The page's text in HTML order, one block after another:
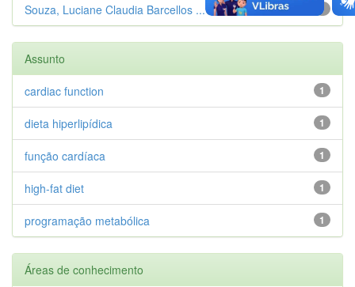
1
Souza, Luciane Claudia Barcellos ...
Assunto
1
cardiac function
1
dieta hiperlipídica
1
função cardíaca
1
high-fat diet
1
programação metabólica
Áreas de conhecimento